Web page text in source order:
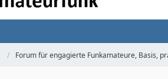
Forum für engagierte Funkamateure, Basis,